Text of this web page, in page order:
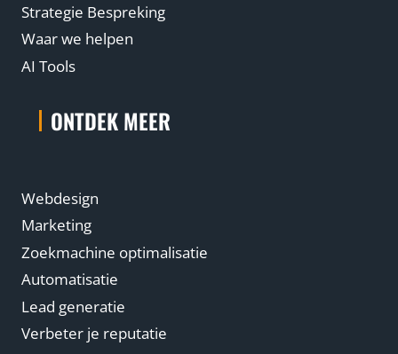
Strategie Bespreking
Waar we helpen
AI Tools
ONTDEK MEER
Webdesign
Marketing
Zoekmachine optimalisatie
Automatisatie
Lead generatie
Verbeter je reputatie